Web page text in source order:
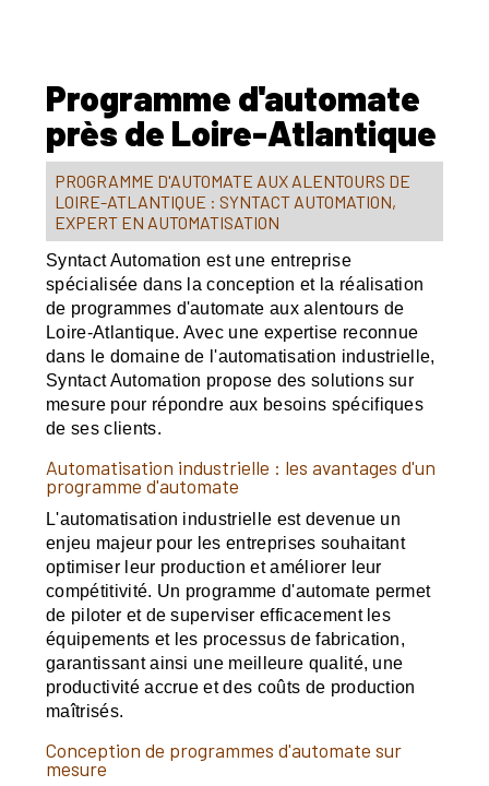
Programme d'automate
près de Loire-Atlantique
PROGRAMME D'AUTOMATE AUX ALENTOURS DE
LOIRE-ATLANTIQUE : SYNTACT AUTOMATION,
EXPERT EN AUTOMATISATION
Syntact Automation est une entreprise
spécialisée dans la conception et la réalisation
de programmes d'automate aux alentours de
Loire-Atlantique. Avec une expertise reconnue
dans le domaine de l'automatisation industrielle,
Syntact Automation propose des solutions sur
mesure pour répondre aux besoins spécifiques
de ses clients.
Automatisation industrielle : les avantages d'un
programme d'automate
L'automatisation industrielle est devenue un
enjeu majeur pour les entreprises souhaitant
optimiser leur production et améliorer leur
compétitivité. Un programme d'automate permet
de piloter et de superviser efficacement les
équipements et les processus de fabrication,
garantissant ainsi une meilleure qualité, une
productivité accrue et des coûts de production
maîtrisés.
Conception de programmes d'automate sur
mesure